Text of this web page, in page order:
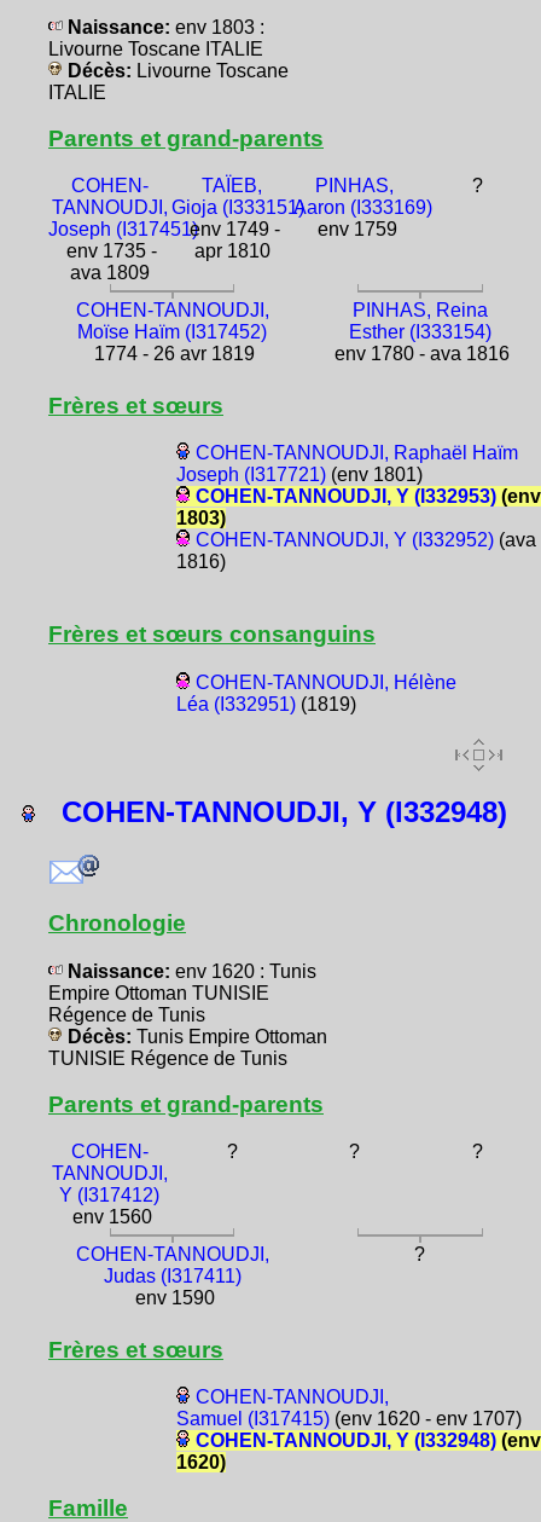
Naissance: env 1803 :
Livourne Toscane ITALIE
Décès: Livourne Toscane
ITALIE
Parents et grand-parents
COHEN-
TANNOUDJI,
Joseph (I317451)
env 1735 -
ava 1809
TAÏEB,
Gioja (I333151)
env 1749 -
apr 1810
PINHAS,
Aaron (I333169)
env 1759
?
COHEN-TANNOUDJI,
Moïse Haïm (I317452)
1774 - 26 avr 1819
PINHAS, Reina
Esther (I333154)
env 1780 - ava 1816
Frères et sœurs
COHEN-TANNOUDJI, Raphaël Haïm
Joseph (I317721)(env 1801)
COHEN-TANNOUDJI, Y (I332953)(env
1803)
COHEN-TANNOUDJI, Y (I332952)(ava
1816)
Frères et sœurs consanguins
COHEN-TANNOUDJI, Hélène
Léa (I332951)(1819)
COHEN-TANNOUDJI, Y (I332948)
Chronologie
Naissance: env 1620 : Tunis
Empire Ottoman TUNISIE
Régence de Tunis
Décès: Tunis Empire Ottoman
TUNISIE Régence de Tunis
Parents et grand-parents
COHEN-
TANNOUDJI,
Y (I317412)
env 1560
? ? ?
COHEN-TANNOUDJI,
Judas (I317411)
env 1590
?
Frères et sœurs
COHEN-TANNOUDJI,
Samuel (I317415)(env 1620 - env 1707)
COHEN-TANNOUDJI, Y (I332948)(env
1620)
Famille